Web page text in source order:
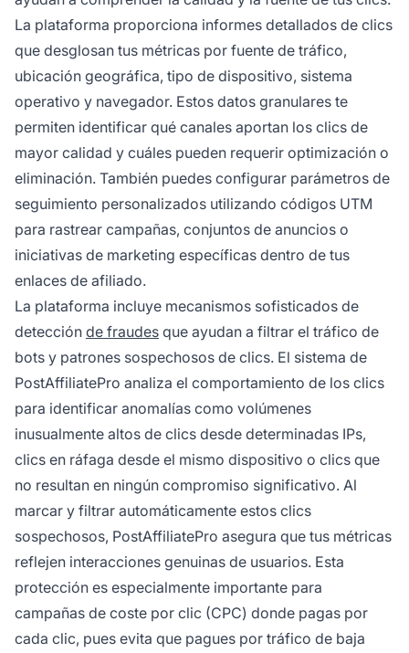
La plataforma proporciona informes detallados de clics
que desglosan tus métricas por fuente de tráfico,
ubicación geográfica, tipo de dispositivo, sistema
operativo y navegador. Estos datos granulares te
permiten identificar qué canales aportan los clics de
mayor calidad y cuáles pueden requerir optimización o
eliminación. También puedes configurar parámetros de
seguimiento personalizados utilizando códigos UTM
para rastrear campañas, conjuntos de anuncios o
iniciativas de marketing específicas dentro de tus
enlaces de afiliado.
La plataforma incluye mecanismos sofisticados de
detección de fraudes que ayudan a filtrar el tráfico de
bots y patrones sospechosos de clics. El sistema de
PostAffiliatePro analiza el comportamiento de los clics
para identificar anomalías como volúmenes
inusualmente altos de clics desde determinadas IPs,
clics en ráfaga desde el mismo dispositivo o clics que
no resultan en ningún compromiso significativo. Al
marcar y filtrar automáticamente estos clics
sospechosos, PostAffiliatePro asegura que tus métricas
reflejen interacciones genuinas de usuarios. Esta
protección es especialmente importante para
campañas de coste por clic (CPC) donde pagas por
cada clic, pues evita que pagues por tráfico de baja